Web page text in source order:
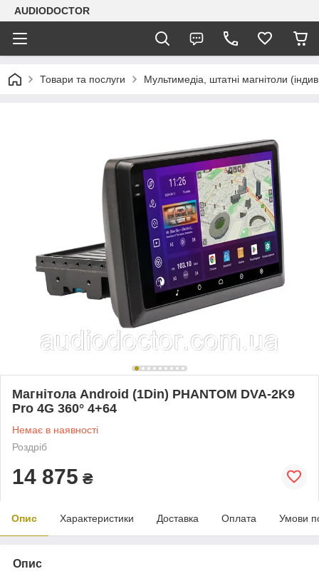
AUDIODOCTOR
Товари та послуги Мультимедіа, штатні магнітоли
Магнітола Android (1Din) PHANTOM DVA-2K9
Pro 4G 360° 4+64
Немає в наявності
Роздріб
14 875 ₴
Опис Характеристики Доставка Оплата Умови
Опис